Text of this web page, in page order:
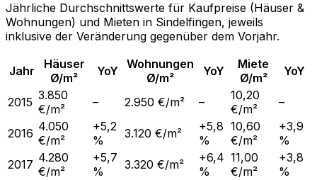
Jährliche Durchschnittswerte für Kaufpreise (Häuser &
Wohnungen) und Mieten in Sindelfingen, jeweils
inklusive der Veränderung gegenüber dem Vorjahr.
Jahr
Häuser
Ø/m²
YoY
Wohnungen
Ø/m²
YoY
Miete
Ø/m²
YoY
2015 3.850
€/m²
– 2.950 €/m² –
10,20
€/m²
–
2016 4.050
€/m²
+5,2
%
3.120 €/m²
+5,8
%
10,60
€/m²
+3,9
%
2017 4.280
€/m²
+5,7
%
3.320 €/m²
+6,4
%
11,00
€/m²
+3,8
%